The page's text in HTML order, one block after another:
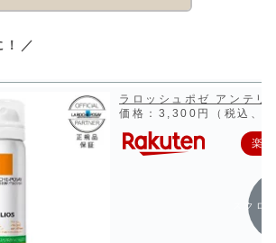
！／
ラロッシュポゼ アンテ
価格：3,300円（税込、
楽
スクロ